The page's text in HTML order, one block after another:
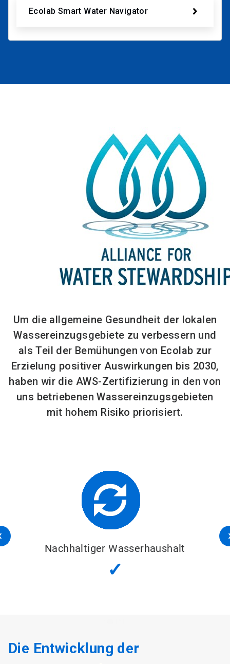
Ecolab Smart Water Navigator
Um die allgemeine Gesundheit der lokalen
Wassereinzugsgebiete zu verbessern und
als Teil der Bemühungen von Ecolab zur
Erzielung positiver Auswirkungen bis 2030,
haben wir die AWS-Zertifizierung in den von
uns betriebenen Wassereinzugsgebieten
mit hohem Risiko priorisiert.
Nachhaltiger Wasserhaushalt
✓
Die Entwicklung der